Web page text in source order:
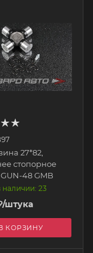
27*82,
стопорное
48 GMB
наличии: 23
/штука
КОРЗИНУ